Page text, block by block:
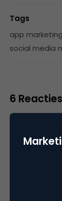
Tags
app marketing
social media
6 Reacties
heel